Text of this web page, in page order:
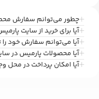
چطور می‌توانم سفارش
آیا برای خرید از سایت
آیا می‌توانم سفارش خود
آیا محصولات پارمیس در
آیا امکان پرداخت در محل